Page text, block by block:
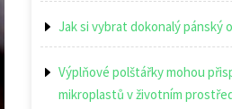
Jak si vybrat dokonalý pánský
Výplňové polštářky mohou
mikroplastů v životním